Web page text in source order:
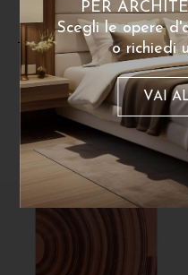
Dello
PER
Scegli le opere
o richiedi
VAI